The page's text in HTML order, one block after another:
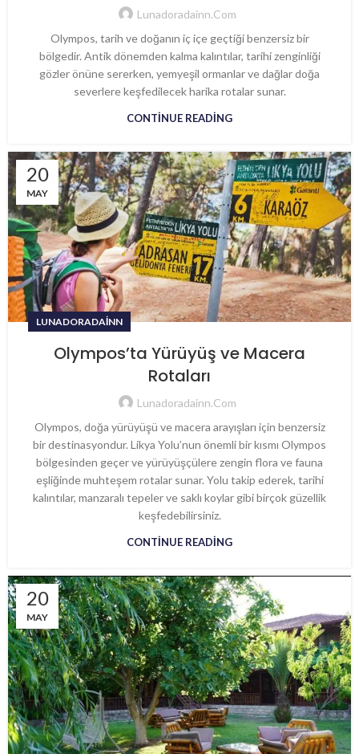
Lunadoradainn.com
Olympos, tarih ve doğanın iç içe geçtiği benzersiz bir
bölgedir. Antik dönemden kalma kalıntılar, tarihi zenginliği
gözler önüne sererken, yemyeşil ormanlar ve dağlar doğa
severlere keşfedilecek harika rotalar sunar.
CONTINUE READING
20
MAY
LUNADORADAINN
Olympos’ta Yürüyüş ve Macera
Rotaları
Lunadoradainn.com
Olympos, doğa yürüyüşü ve macera arayışları için benzersiz
bir destinasyondur. Likya Yolu’nun önemli bir kısmı Olympos
bölgesinden geçer ve yürüyüşçülere zengin flora ve fauna
eşliğinde muhteşem rotalar sunar. Yolu takip ederek, tarihi
kalıntılar, manzaralı tepeler ve saklı koylar gibi birçok güzellik
keşfedebilirsiniz.
CONTINUE READING
20
MAY